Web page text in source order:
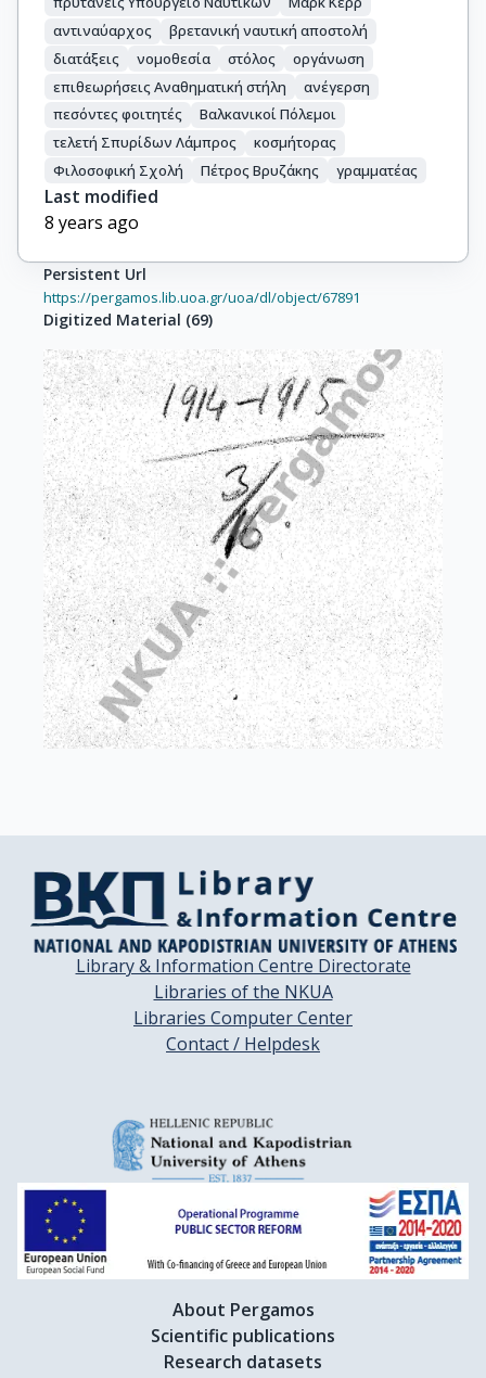
αντιναύαρχος
βρετανική ναυτική αποστολή
διατάξεις
νομοθεσία στόλος
οργάνωση
επιθεωρήσεις Αναθηματική στήλη
ανέγερση
πεσόντες φοιτητές
Βαλκανικοί Πόλεμοι
τελετή Σπυρίδων Λάμπρος
κοσμήτορας
Φιλοσοφική Σχολή
Πέτρος Βρυζάκης γραμματέας
Last modified
8 years ago
Persistent Url
https://pergamos.lib.uoa.gr/uoa/dl/object/67891
Digitized Material (69)
Library & Information Centre Directorate
Libraries of the NKUA
Libraries Computer Center
Contact / Helpdesk
About Pergamos
Scientific publications
Research datasets